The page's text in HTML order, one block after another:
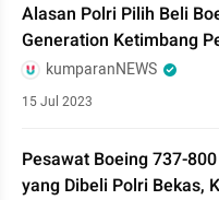
Alasan Polri Pilih Beli
Generation Ketimbang
kumparanNEWS
15 Jul 2023
Pesawat Boeing 737-
yang Dibeli Polri Bekas,